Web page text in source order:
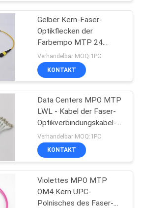
Gelber Kern-Faser-
Optikflecken der
Farbempo MTP 24
verkabelt polnischen
UPC
Verhandelbar MOQ:1PC
KONTAKT
Data Centers MPO MTP
LWL - Kabel der Faser-
Optikverbindungskabel-
niedriges Einfügungs-24
der Kern-MPO MTP
Verhandelbar MOQ:1PC
KONTAKT
Violettes MPO MTP
OM4 Kern UPC-
Polnisches des Faser-